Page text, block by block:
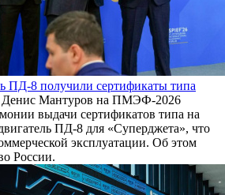
ПД-8 получили сертификаты типа
Денис Мантуров на ПМЭФ-2026
выдачи сертификатов типа на
ПД-8 для «Суперджета», что
эксплуатации. Об этом
России.